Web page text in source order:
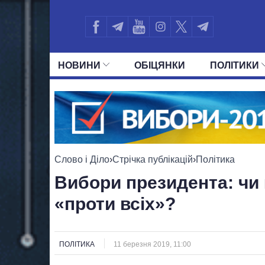
НОВИНИ ОБIЦЯНКИ ПОЛIТИКИ
УСІ ПОЛІТИКИ ПРЕЗИДЕНТ І
Слово і Діло›Стрічка публікацій›Політика
Вибори президента: чи
«проти всіх»?
ПОЛІТИКА 11 березня 2019, 11:00